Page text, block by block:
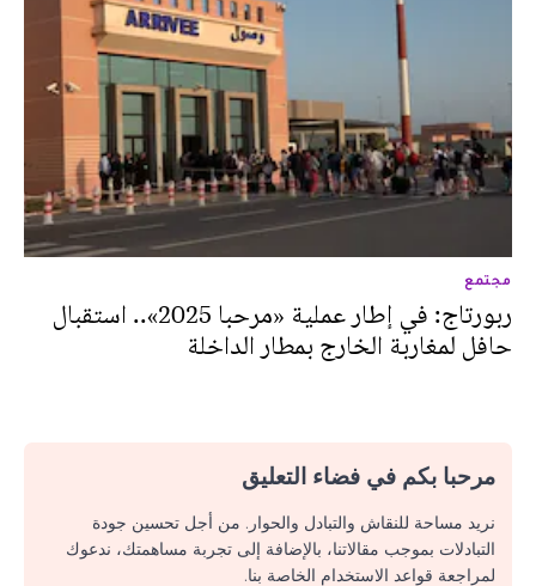
مجتمع
ربورتاج: في إطار عملية «مرحبا 2025».. استقبال
حافل لمغاربة الخارج بمطار الداخلة
مرحبا بكم في فضاء التعليق
نريد مساحة للنقاش والتبادل والحوار. من أجل تحسين جودة
التبادلات بموجب مقالاتنا، بالإضافة إلى تجربة مساهمتك، ندعوك
لمراجعة قواعد الاستخدام الخاصة بنا.